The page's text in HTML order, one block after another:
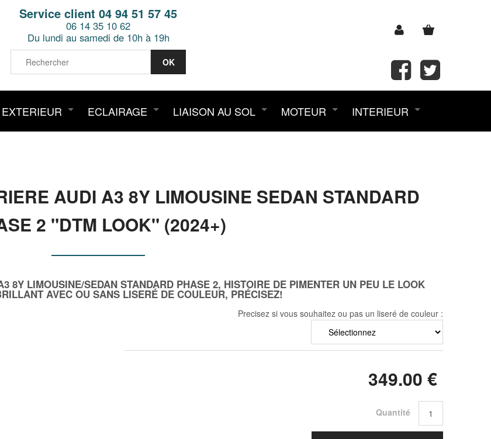
Service client 04 94 51 57 45
06 14 35 10 62
Du lundi au samedi de 10h à 19h
EXTERIEUR ECLAIRAGE LIAISON AU SOL MOTEUR INTERIEUR
AUDI A3 8Y LIMOUSINE SEDAN STANDARD
2 "DTM LOOK" (2024+)
8Y LIMOUSINE/SEDAN STANDARD PHASE 2, HISTOIRE DE PIMENTER UN PEU LE LOOK
AVEC OU SANS LISERÉ DE COULEUR, PRÉCISEZ!
Precisez si vous souhaitez ou pas un liseré de couleur :
349.00 €
Quantité